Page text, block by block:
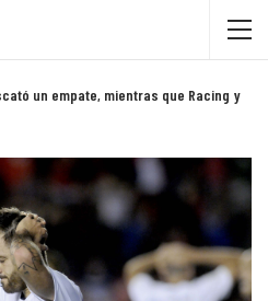
un empate, mientras que Racing y